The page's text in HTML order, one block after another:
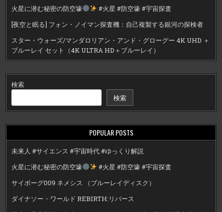
火星に潜む秘密の防空壕
#火星 #防空壕 #宇宙探査
[夜空と眠る] フォン・ノイマン探査機：自己複製する銀河の探検者
スター・ウォーズ/マンダロリアン・アンド・グローグー 4K UHD ＋
ブルーレイ セット（4K ULTRA HD＋ブルーレイ）
検索
検索
POPULAR POSTS
未来人 #サイエンス #宇宙時代 #ゆっくり解説
火星に潜む秘密の防空壕
#火星 #防空壕 #宇宙探査
サイボーグ009 ネメシス （ブルーレイディスク）
ダイナソー・ワールド REBIRTH:リバース